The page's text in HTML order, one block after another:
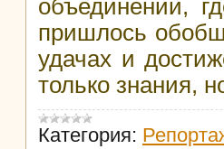
объединении,
пришлось
удачах и
только знания,
Категория: